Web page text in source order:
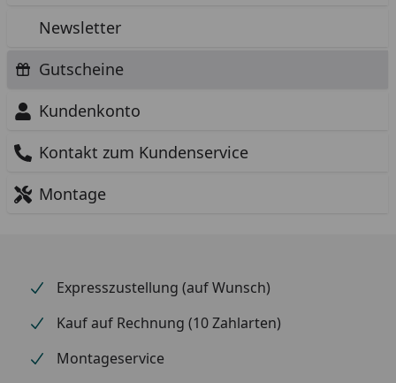
Newsletter
Gutscheine
Kundenkonto
Kontakt zum Kundenservice
Montage
Expresszustellung (auf Wunsch)
Kauf auf Rechnung (10 Zahlarten)
Montageservice